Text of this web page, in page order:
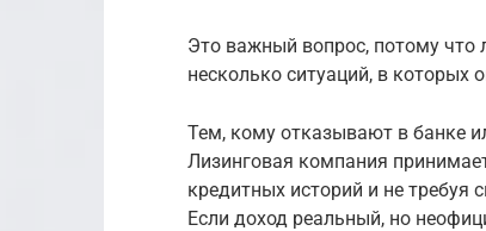
Это важный вопрос, потому что
несколько ситуаций, в которых
Тем, кому отказывают в банке
Лизинговая компания
кредитных историй и не требуя
Если доход реальный, но